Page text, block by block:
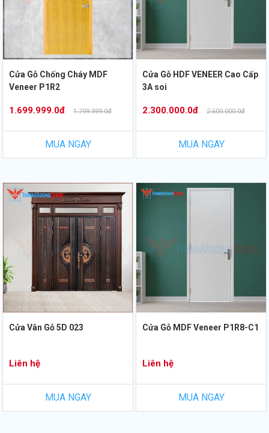
Cửa Gỗ Chống Cháy MDF
Veneer P1R2
1.699.999.0đ 1.799.999.0đ
MUA NGAY
Cửa Gỗ HDF VENEER Cao Cấp
3A soi
2.300.000.0đ 2.600.000.0đ
MUA NGAY
Cửa Vân Gỗ 5D 023
Liên hệ
MUA NGAY
Cửa Gỗ MDF Veneer P1R8-C1
Liên hệ
MUA NGAY